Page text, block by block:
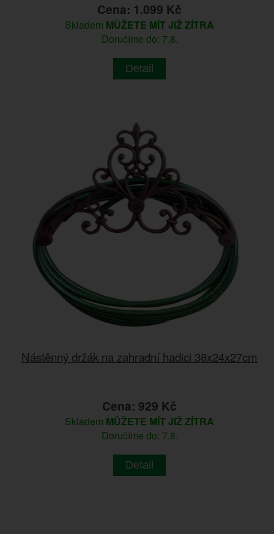
Cena: 1.099 Kč
Skladem MŮŽETE MÍT JIŽ ZÍTRA
Doručíme do: 7.8.
Detail
Nástěnný držák na zahradní hadici 38x24x27cm
Cena: 929 Kč
Skladem MŮŽETE MÍT JIŽ ZÍTRA
Doručíme do: 7.8.
Detail